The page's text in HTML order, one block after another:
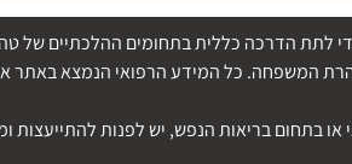
כדי לתת הדרכה כללית בתחומים ההלכתיים
המשפחה. כל המידע הרפואי הנמצא באתר
בתחום בריאות הנפש, יש לפנות להתייעצות